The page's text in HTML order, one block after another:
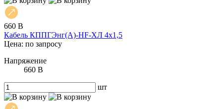
660 В
Кабель КППГЭнг(А)-HF-ХЛ 4х1,5
Цена: по запросу
Напряжение
660 В
шт